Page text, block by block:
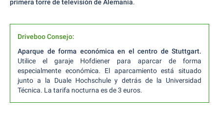
primera torre de televisión de Alemania.
Driveboo Consejo:
Aparque de forma económica en el centro de Stuttgart.
Utilice el garaje Hofdiener para aparcar de forma
especialmente económica. El aparcamiento está situado
junto a la Duale Hochschule y detrás de la Universidad
Técnica. La tarifa nocturna es de 3 euros.